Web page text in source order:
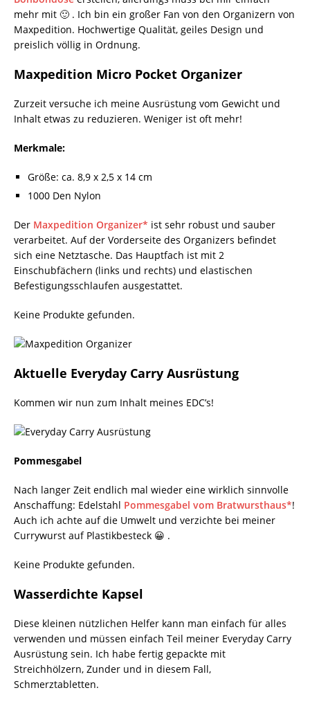
mehr mit 🙂 . Ich bin ein großer Fan von den Organizern von
Maxpedition. Hochwertige Qualität, geiles Design und
preislich völlig in Ordnung.
Maxpedition Micro Pocket Organizer
Zurzeit versuche ich meine Ausrüstung vom Gewicht und
Inhalt etwas zu reduzieren. Weniger ist oft mehr!
Merkmale:
Größe: ca. 8,9 x 2,5 x 14 cm
1000 Den Nylon
Der Maxpedition Organizer* ist sehr robust und sauber
verarbeitet. Auf der Vorderseite des Organizers befindet
sich eine Netztasche. Das Hauptfach ist mit 2
Einschubfächern (links und rechts) und elastischen
Befestigungsschlaufen ausgestattet.
Keine Produkte gefunden.
Aktuelle Everyday Carry Ausrüstung
Kommen wir nun zum Inhalt meines EDC’s!
Pommesgabel
Nach langer Zeit endlich mal wieder eine wirklich sinnvolle
Anschaffung: Edelstahl Pommesgabel vom Bratwursthaus*!
Auch ich achte auf die Umwelt und verzichte bei meiner
Currywurst auf Plastikbesteck 😀 .
Keine Produkte gefunden.
Wasserdichte Kapsel
Diese kleinen nützlichen Helfer kann man einfach für alles
verwenden und müssen einfach Teil meiner Everyday Carry
Ausrüstung sein. Ich habe fertig gepackte mit
Streichhölzern, Zunder und in diesem Fall,
Schmerztabletten.